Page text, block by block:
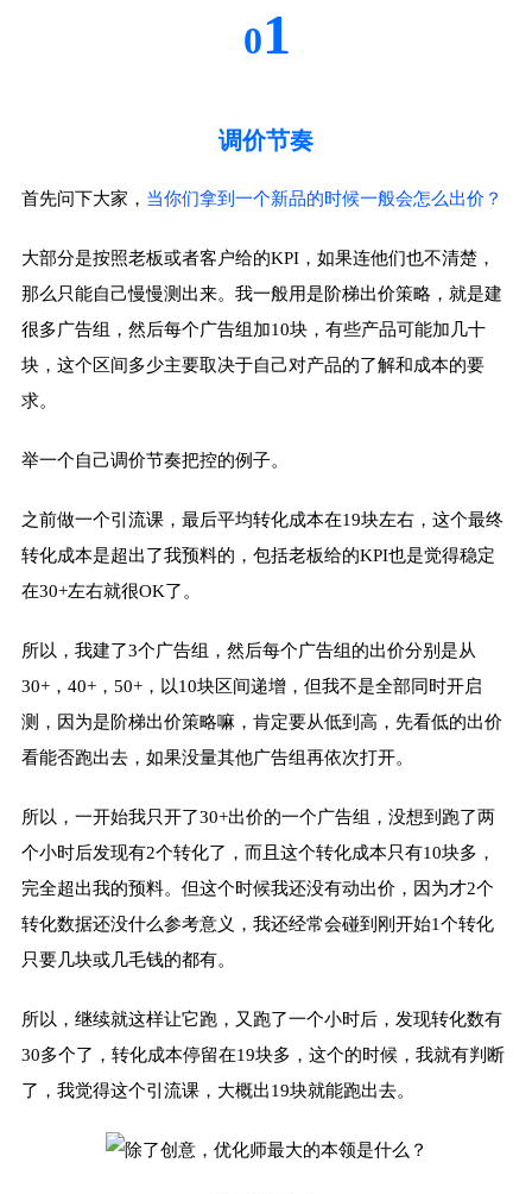
01
调价节奏
首先问下大家， 当你们拿到一个新品的时候一般会怎么出价？
大部分是按照老板或者客户给的KPI，如果连他们也不清楚，
那么只能自己慢慢测出来。我一般用是阶梯出价策略，就是建
很多广告组，然后每个广告组加10块，有些产品可能加几十
块，这个区间多少主要取决于自己对产品的了解和成本的要
求。
举一个自己调价节奏把控的例子。
之前做一个引流课，最后平均转化成本在19块左右，这个最终
转化成本是超出了我预料的，包括老板给的KPI也是觉得稳定
在30+左右就很OK了。
所以，我建了3个广告组，然后每个广告组的出价分别是从
30+，40+，50+，以10块区间递增，但我不是全部同时开启
测，因为是阶梯出价策略嘛，肯定要从低到高，先看低的出价
看能否跑出去，如果没量其他广告组再依次打开。
所以，一开始我只开了30+出价的一个广告组，没想到跑了两
个小时后发现有2个转化了，而且这个转化成本只有10块多，
完全超出我的预料。但这个时候我还没有动出价，因为才2个
转化数据还没什么参考意义，我还经常会碰到刚开始1个转化
只要几块或几毛钱的都有。
所以，继续就这样让它跑，又跑了一个小时后，发现转化数有
30多个了，转化成本停留在19块多，这个的时候，我就有判断
了，我觉得这个引流课，大概出19块就能跑出去。